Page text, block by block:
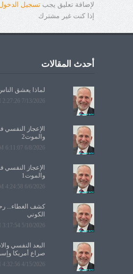
لإضافة تعليق يجبتسجيل
إذا كنت غير مشترك
أحدث المقالات
لماذا يعشق
7/13/2026 2:27:26 PM
الإعجاز النفسي
والموت2
6/8/2026 6:11:07 PM
الإعجاز النفسي
والموت1
6/6/2026 4:24:58 PM
كشف الغطاء...
الكوني
5/10/2026 3:17:54 PM
البعد النفسي
صراع أمريكا
4/15/2026 4:32:56 PM